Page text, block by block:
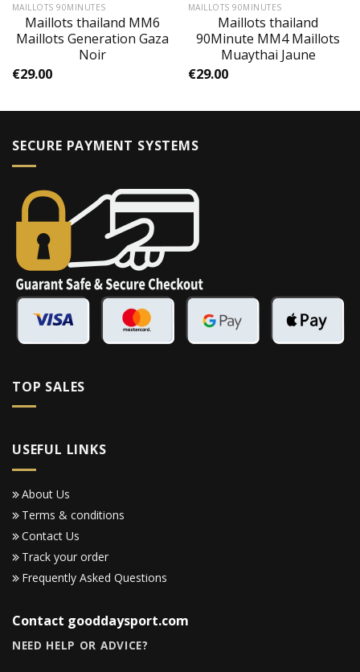
MAILLOTS 90MINUTES
Maillots thailand MM6
Maillots Generation Gaza
Noir
€29.00
MAILLOTS 90MINUTES
Maillots thailand
90Minute MM4 Maillots
Muaythai Jaune
€29.00
SECURE PAYMENT SYSTEMS
TOP SALES
USEFUL LINKS
About Us
Terms & conditions
Contact Us
Track your order
Frequently Asked Questions
Contact gooddaysport.com
NEED HELP OR ADVICE?